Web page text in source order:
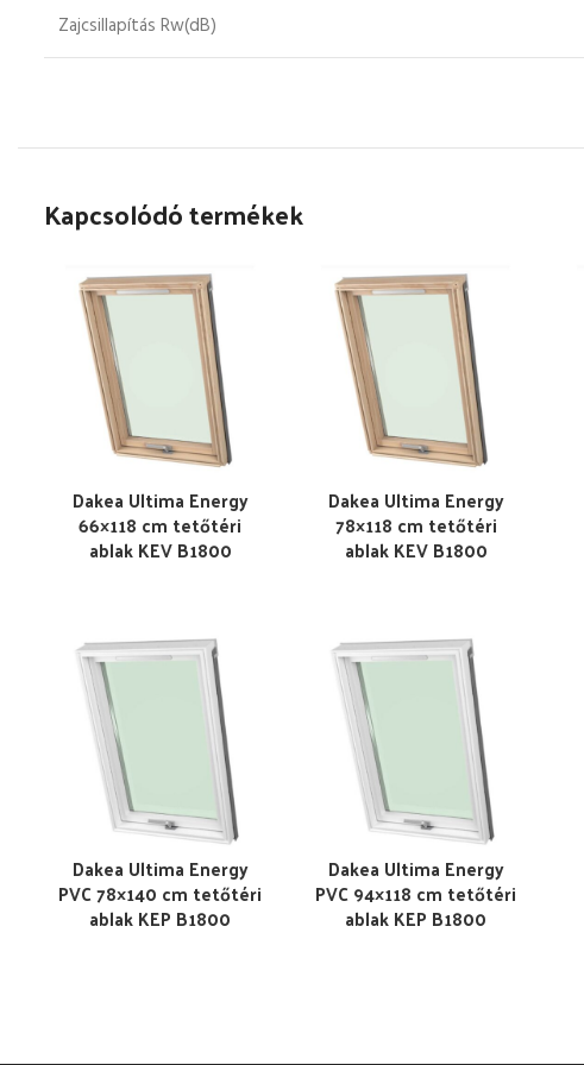
Zajcsillapítás Rw(dB)
Kapcsolódó termékek
Dakea Ultima Energy
66×118 cm tetőtéri
ablak KEV B1800
Dakea Ultima Energy
78×118 cm tetőtéri
ablak KEV B1800
Dakea Ultima Energy
PVC 78×140 cm tetőtéri
ablak KEP B1800
Dakea Ultima Energy
PVC 94×118 cm tetőtéri
ablak KEP B1800